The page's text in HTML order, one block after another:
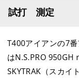
試打 測定
T400アイアンの7
はN.S.PRO 950GH
SKYTRAK（スカイ